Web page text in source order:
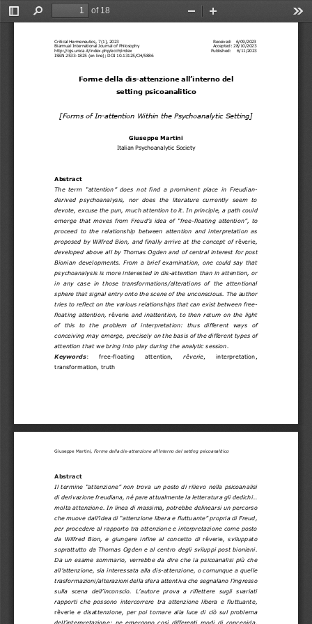
Toggle
Find
of 18
Zoom
Critical Hermeneutics, 7( 1), 2023 Received: 6/09/2023
Biannual International Journal of Philosophy                                                       Accepted: 28/10/2023
http://ojs.unica.it/index.php/ecch/index
Published: 6/11 /2023
ISSN 2533- 1825 (on line); DOI 10.13125/CH/5886
Forme della dis-attenzione all’interno del
setting psicoanalitico
[Forms of In- attention Within the Psychoanalytic Setting]
Giuseppe Martini
Italian Psychoanalytic Society
Abstract
The  term
“attention ” does  not  find  a  prominent  place  in  Freudian
derived  psychoanalysis,  nor  does  the  literature  currently  seem  to
devote , excuse the pun, much attention to it. In principle, a path could
emerge  that  moves  from  Freud’s  idea  of “free floating  attention”,  to
proceed  to  the  relationship  between  attention  and  interpretation  as
proposed by Wilfred Bion, and finally arrive at the concept of rêverie,
developed above all by Thomas Ogden and of central interest for post
Bionian  developments.  From  a brief examination,  one  could  say  that
psychoanalysis is more interested in dis attention than in attention, or
in  any  case  in  those  transformations/alterations  of  the  attentional
sphere that signal entry onto the scene of the unconscious. The author
tries to reflect on the various relationships that can exist between free
floating attention, rêverie and inattention, to then return on the light
of  this
to
the  problem  of  interpretation:  thus  different  ways  of
conceiving may emerge, precisely on the basis of the different types of
attention that we bring into play during the analytic session.
Keywords: free- floating   attention, rêverie ,   interpretation,
transformation, truth
Giuseppe Martini, Forme della dis- attenzione all’interno del setting psicoanalitico
Abstract
Il termine “attenzione” non trova un posto di rilievo nella psicoanalisi
di derivazione freudiana, né pare attualmente la letteratura gli dedichi...
molta attenzione. In linea di massima, potrebbe delinearsi un percorso
che muove dall’idea di “attenzione libera e fluttuante” propria di Freud,
per procedere al rapporto tra attenzione e interpretazione come posto
da  Wilfred  Bion,  e  giungere  infine  al  con cetto  di rêverie ,  sviluppato
soprattutto da Thomas Ogden e al centro degli sviluppi post bioniani.
Da un esame sommario, verrebbe da dire che la psicoanalisi  più che
all’attenzione, sia interessata alla dis- attenzione, o comunque a quelle
trasformazioni/alterazioni della sfera attentiva che segnalano l’ingresso
sulla  scena  dell’inconscio.  L’autore  prova  a  riflettere  sugli  svariati
rapporti  che  possono  intercorrere  tra  attenzione  libera  e  fluttuante,
rêverie e  disattenzione,  per  poi  tornare  alla  luce  di  ciò  sul  problema
dell’interpretazione:  ne  emergono  così  differenti  modi  di  concepirla,